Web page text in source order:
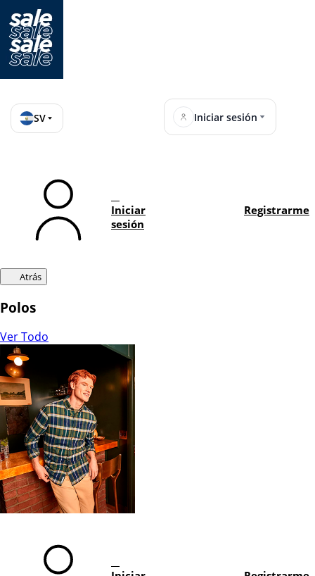
SV Iniciar sesión
Iniciar
sesión
Registrarme
Atrás
Polos
Ver Todo